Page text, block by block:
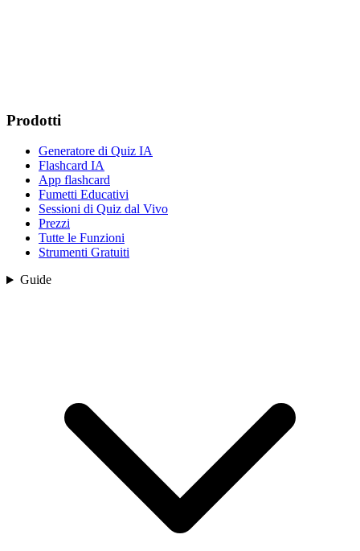
Prodotti
Generatore di Quiz IA
Flashcard IA
App flashcard
Fumetti Educativi
Sessioni di Quiz dal Vivo
Prezzi
Tutte le Funzioni
Strumenti Gratuiti
Guide